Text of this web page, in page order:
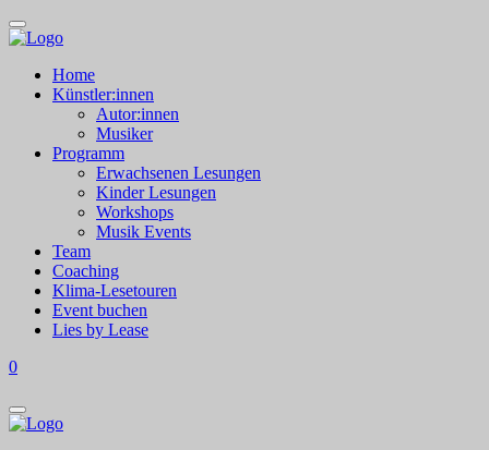
Home
Künstler:innen
Autor:innen
Musiker
Programm
Erwachsenen Lesungen
Kinder Lesungen
Workshops
Musik Events
Team
Coaching
Klima-Lesetouren
Event buchen
Lies by Lease
0